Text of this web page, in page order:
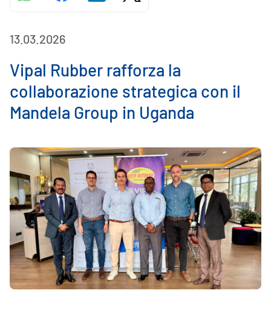
13.03.2026
Vipal Rubber rafforza la
collaborazione strategica con il
Mandela Group in Uganda